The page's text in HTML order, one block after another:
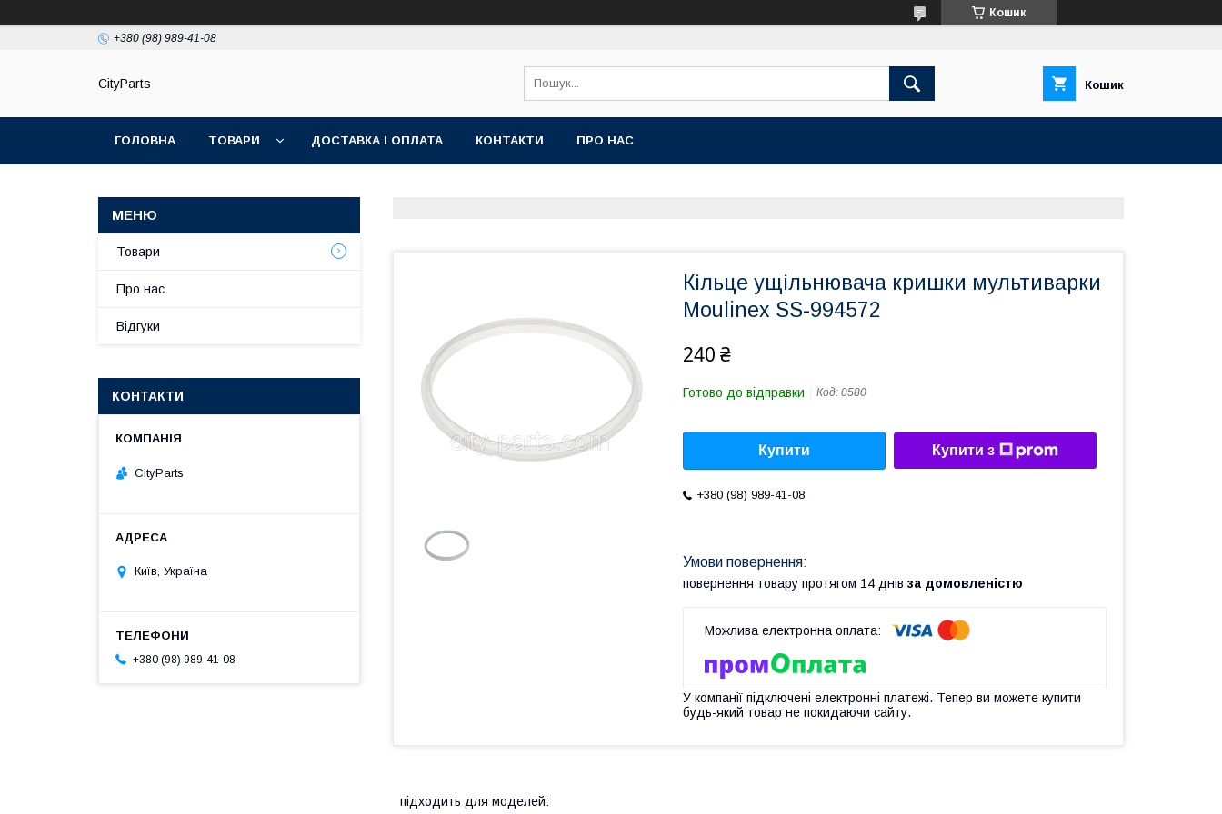
Кошик
+380 (98) 989-41-08
CityParts Кошик
ГОЛОВНА ТОВАРИ ДОСТАВКА І ОПЛАТА КОНТАКТИ ПРО НАС
Кільце ущільнювача кришки мультиварки
Moulinex SS-994572
240 ₴
Готово до відправки Код: 0580
Купити Купити з
+380 (98) 989-41-08
повернення товару протягом 14 днів за домовленістю
У компанії підключені електронні платежі. Тепер ви можете купити
будь-який товар не покидаючи сайту.
підходить для моделей:
Товари
Про нас
Відгуки
КОНТАКТИ
CityParts
Київ, Україна
+380 (98) 989-41-08